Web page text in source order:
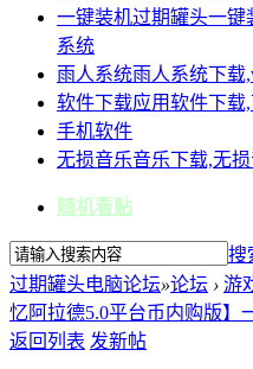
一键装机过期罐头一键
系统
雨人系统雨人系统下载
软件下载应用软件下载
手机软件
无损音乐音乐下载,无
随机看贴
搜
过期罐头电脑论坛»论坛 › 游
忆阿拉德5.0平台币内购版】
返回列表 发新帖